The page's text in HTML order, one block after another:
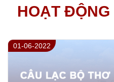
HOẠT ĐỘNG
01-09-2021